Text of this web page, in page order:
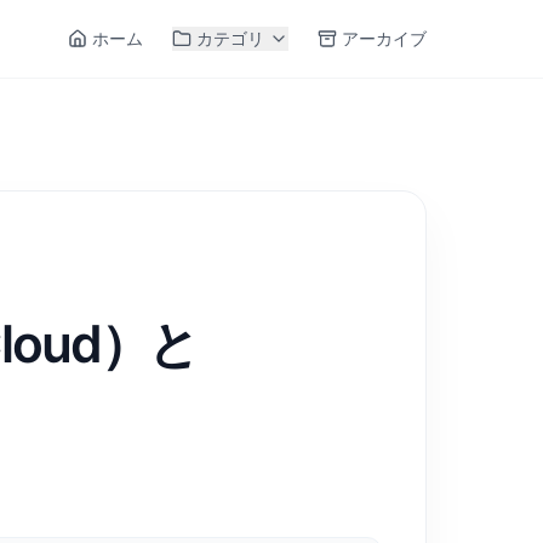
ホーム カテゴリ アーカイブ
）と